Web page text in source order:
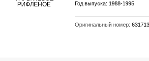
Год выпуска: 1988-1995
Оригинальный номер: